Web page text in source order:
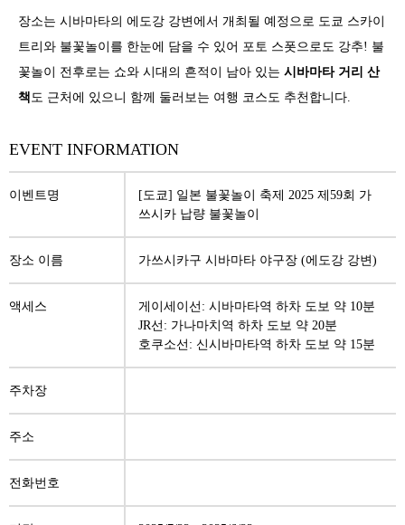
장소는 시바마타의 에도강 강변에서 개최될 예정으로 도쿄 스카이
트리와 불꽃놀이를 한눈에 담을 수 있어 포토 스폿으로도 강추! 불
꽃놀이 전후로는 쇼와 시대의 흔적이 남아 있는 시바마타 거리 산
책 도 근처에 있으니 함께 둘러보는 여행 코스도 추천합니다.
EVENT INFORMATION
이벤트명
[도쿄] 일본 불꽃놀이 축제 2025 제59회 가
쓰시카 납량 불꽃놀이
장소 이름 가쓰시카구 시바마타 야구장 (에도강 강변)
액세스
게이세이선: 시바마타역 하차 도보 약 10분
JR선: 가나마치역 하차 도보 약 20분
호쿠소선: 신시바마타역 하차 도보 약 15분
주차장
주소
전화번호